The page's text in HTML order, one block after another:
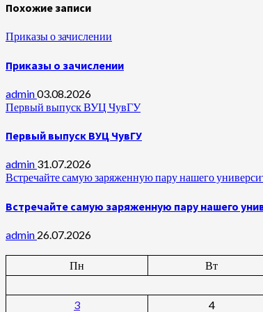
Похожие записи
Приказы о зачислении
Приказы о зачислении
admin03.08.2026
Первый выпуск ВУЦ ЧувГУ
Первый выпуск ВУЦ ЧувГУ
admin 31.07.2026
Встречайте самую заряженную пару нашего
Встречайте самую заряженную пару нашего
admin 26.07.2026
Пн
Вт
3
4